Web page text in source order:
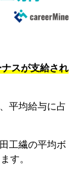
スが支給され
平均給与に占
工繊の平均ボ
す。